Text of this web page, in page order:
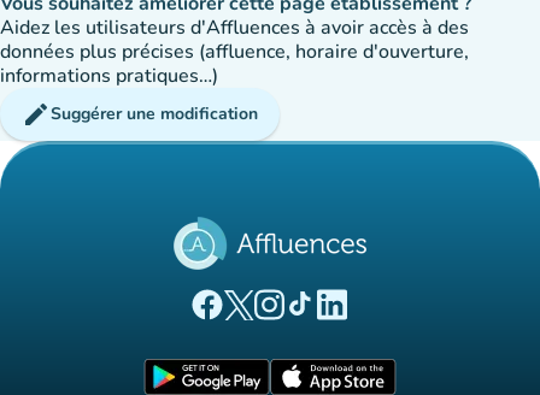
Aidez les utilisateurs d'Affluences à avoir accès à des
données plus précises (affluence, horaire d'ouverture,
informations pratiques…)
editSuggérer une modification
(nouvel onglet)
(nouvel onglet)
(nouvel onglet)
(nouvel onglet)
(nouvel onglet)